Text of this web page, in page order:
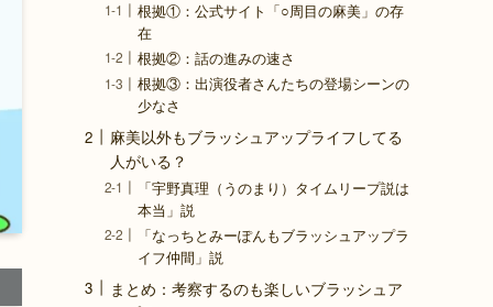
根拠①：公式サイト「○周目の麻美」の存
在
根拠②：話の進みの速さ
根拠③：出演役者さんたちの登場シーンの
少なさ
麻美以外もブラッシュアップライフしてる
人がいる？
「宇野真理（うのまり）タイムリープ説は
本当」説
「なっちとみーぽんもブラッシュアップラ
イフ仲間」説
まとめ：考察するのも楽しいブラッシュア